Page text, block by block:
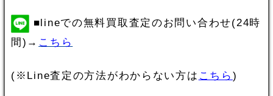
■lineでの無料買取査定のお問い合わせ(24時
間)→ こちら
(※Line査定の方法がわからない方は こちら )